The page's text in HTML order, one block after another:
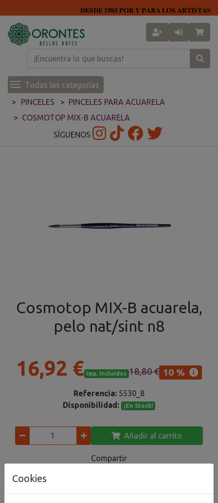
𝐃𝐄𝐒𝐃𝐄 𝟏𝟗𝟖𝟓 𝐏𝐎𝐑 𝐘 𝐏𝐀𝐑𝐀 𝐋𝐎𝐒 𝐀𝐑𝐓𝐈𝐒𝐓𝐀𝐒
Todas las categorías
PINCELES
PINCELES PARA ACUARELA
COSMOTOP MIX-B ACUARELA
SÍGUENOS
Cosmotop MIX-B acuarela,
pelo nat/sint n8
16,92 € Imp. Incluidos 18,80 € 10 %
Referencia: 5530_8
Disponibilidad:
¡En Stock!
Añadir al carrito
Compartir
Cookies